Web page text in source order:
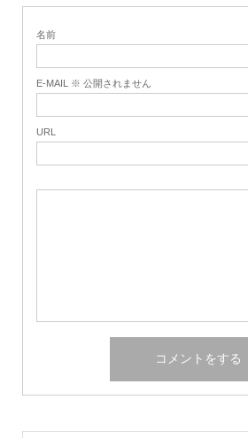
名前
E-MAIL ※ 公開されません
URL